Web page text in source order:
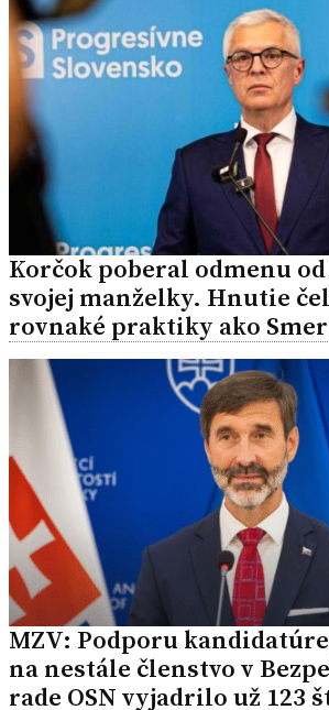
Korčok poberal odmenu
svojej manželky. Hnutie
rovnaké praktiky ako Smer
MZV: Podporu
na nestále členstvo v
rade OSN vyjadrilo už 123